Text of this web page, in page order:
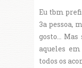
Eu tbm
3a pessoa,
gosto...
aqueles
todos os